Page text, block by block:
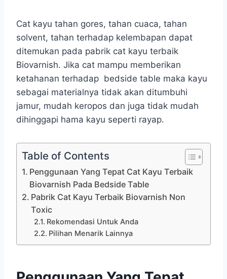
Cat kayu tahan gores, tahan cuaca, tahan
solvent, tahan terhadap kelembapan dapat
ditemukan pada pabrik cat kayu terbaik
Biovarnish. Jika cat mampu memberikan
ketahanan terhadap bedside table maka kayu
sebagai materialnya tidak akan ditumbuhi
jamur, mudah keropos dan juga tidak mudah
dihinggapi hama kayu seperti rayap.
Table of Contents
Penggunaan Yang Tepat Cat Kayu Terbaik
Biovarnish Pada Bedside Table
Pabrik Cat Kayu Terbaik Biovarnish Non
Toxic
Rekomendasi Untuk Anda
Pilihan Menarik Lainnya